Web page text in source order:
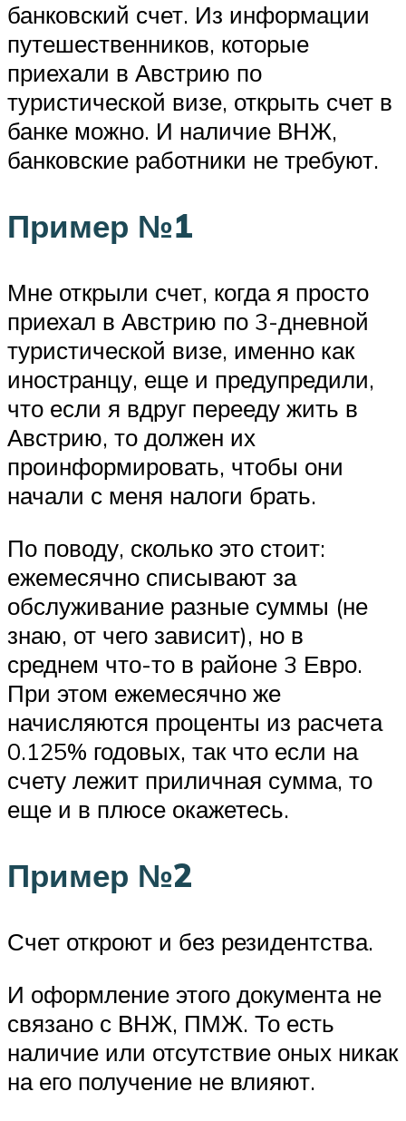
банковский счет. Из информации
путешественников, которые
приехали в Австрию по
туристической визе, открыть счет в
банке можно. И наличие ВНЖ,
банковские работники не требуют.
Пример №1
Мне открыли счет, когда я просто
приехал в Австрию по 3-дневной
туристической визе, именно как
иностранцу, еще и предупредили,
что если я вдруг перееду жить в
Австрию, то должен их
проинформировать, чтобы они
начали с меня налоги брать.
По поводу, сколько это стоит:
ежемесячно списывают за
обслуживание разные суммы (не
знаю, от чего зависит), но в
среднем что-то в районе 3 Евро.
При этом ежемесячно же
начисляются проценты из расчета
0.125% годовых, так что если на
счету лежит приличная сумма, то
еще и в плюсе окажетесь.
Пример №2
Счет откроют и без резидентства.
И оформление этого документа не
связано с ВНЖ, ПМЖ. То есть
наличие или отсутствие оных никак
на его получение не влияют.